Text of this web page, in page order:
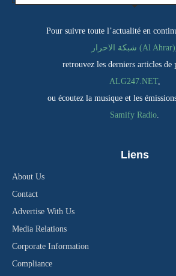
Pour suivre toute l’actualité en
شبكة الاحرار (Al Ahrar)
retrouvez les derniers articles de
ALG247.NET,
ou écoutez la musique et les
Samify Radio.
Liens
About Us
Contact
Advertise With Us
Media Relations
Corporate Information
Compliance